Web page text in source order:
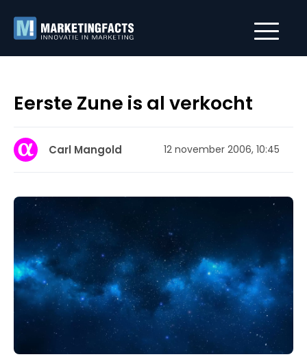
Eerste Zune is al verkocht
Carl Mangold 12 november 2006, 10:45